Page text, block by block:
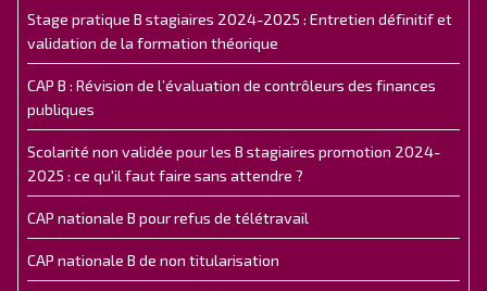
Stage pratique B stagiaires 2024-2025 : Entretien définitif et
validation de la formation théorique
CAP B : Révision de l’évaluation de contrôleurs des finances
publiques
Scolarité non validée pour les B stagiaires promotion 2024-
2025 : ce qu'il faut faire sans attendre ?
CAP nationale B pour refus de télétravail
CAP nationale B de non titularisation